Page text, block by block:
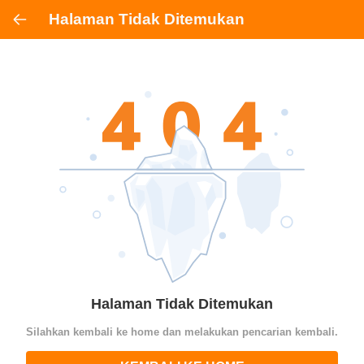
Halaman Tidak Ditemukan
Halaman Tidak Ditemukan
Silahkan kembali ke home dan melakukan pencarian kembali.